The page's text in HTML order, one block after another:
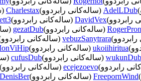
AdelLDub (ساله‌كانی رابردوو)Charlestax
رابردوو)DavidVex (ساله‌كانی رابردوو)
(ساله‌كانی رابردوو)gezatDub
vebuzSanytrara (ساله‌كانی
ukoiihiritua (ساله‌كانی رابردوو)
wukunDub (ساله‌كانی رابردوو)cufusDub
رابردوو)ecejezoevo (ساله‌كانی رابردوو)
FreepornWind (ساله‌كانی رابردوو)DenisBer